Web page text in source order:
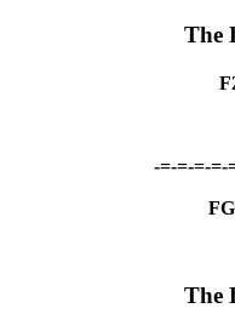
-=-=-=-=-